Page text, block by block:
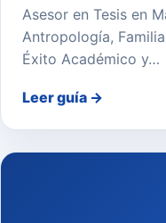
Asesor en Tesis en
Antropología,
Éxito Académico y…
Leer guía →